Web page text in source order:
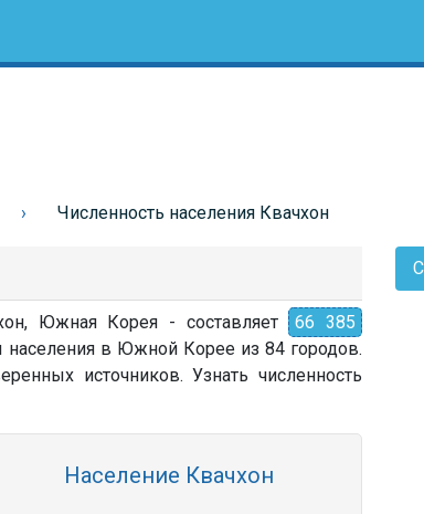
Численность населения Квачхон
Южная Корея - составляет 66 385
населения в Южной Корее из 84 городов.
источников. Узнать численность
Население Квачхон